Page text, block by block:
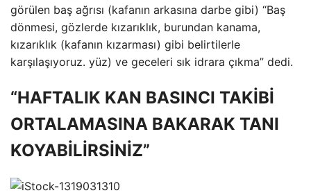
görülen baş ağrısı (kafanın arkasına darbe gibi) “Baş
dönmesi, gözlerde kızarıklık, burundan kanama,
kızarıklık (kafanın kızarması) gibi belirtilerle
karşılaşıyoruz. yüz) ve geceleri sık idrara çıkma” dedi.
“HAFTALIK KAN BASINCI TAKİBİ
ORTALAMASINA BAKARAK TANI
KOYABİLİRSİNİZ”